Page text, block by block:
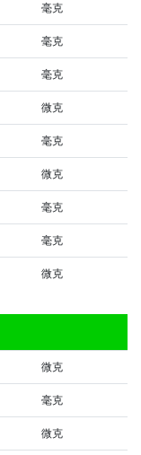
毫克
毫克
毫克
微克
毫克
微克
毫克
毫克
微克
微克
毫克
微克